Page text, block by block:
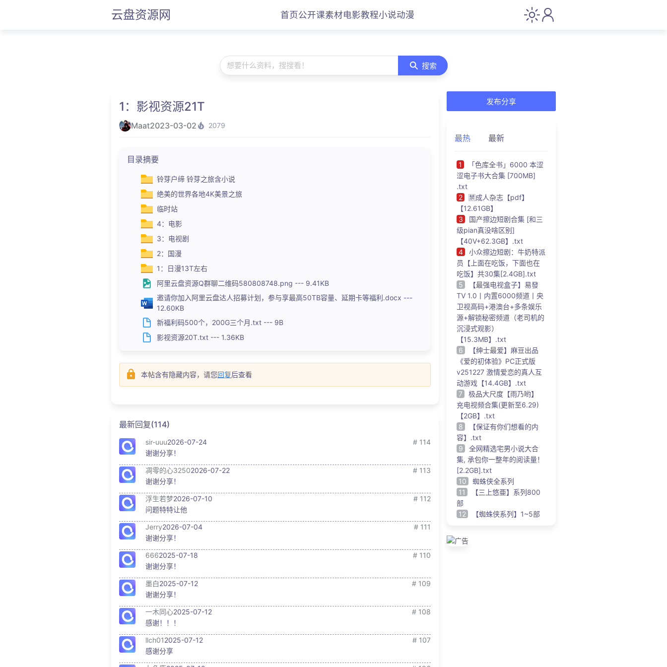
云盘资源网 首页公开课素材电影教程小说动漫
想要什么资料，搜搜看！ 搜索
1：影视资源21T
Maat2023-03-02 2079
目录摘要
铃芽户缔 铃芽之旅含小说
绝美的世界各地4K美景之旅
临时站
4：电影
3：电视剧
2：国漫
1：日漫13T左右
阿里云盘资源Q群聊二维码580808748.png --- 9.41KB
邀请你加入阿里云盘达人招募计划，参与享最高50TB容量、延期卡等福利.docx ---
12.60KB
新福利码500个，200G三个月.txt --- 9B
影视资源20T.txt --- 1.36KB
本帖含有隐藏内容，请您回复后查看
最新回复(114)
sir-uuu2026-07-24
# 114
谢谢分享！
凋零的心32502026-07-22
# 113
谢谢分享！
浮生若梦2026-07-10
# 112
问题特特让他
Jerry2026-07-04
# 111
谢谢分享！
6662025-07-18
# 110
谢谢分享！
墨白2025-07-12
# 109
谢谢分享！
一木同心2025-07-12
# 108
感谢！！！
llch012025-07-12
# 107
感谢分享
发布分享
最热 最新
1
「色库全书」6000 本涩
涩电子书大合集 [700MB]
.txt
2
🈲成人杂志【pdf】
【12.61GB】
3
国产擦边短剧合集 [和三
级pian真没啥区别]
【40V+62.3GB】.txt
4
小众擦边短剧：牛奶特派
员【上面在吃饭，下面也在
吃饭】共30集[2.4GB].txt
5
【最强电视盒子】易發
TV 1.0丨内置6000频道丨央
卫视高码+港澳台+多条娱乐
源+解锁秘密频道（老司机的
沉浸式观影）
【15.3MB】.txt
6
【绅士最爱】麻豆出品
《爱的初体验》PC正式版
v251227 激情爱恋的真人互
动游戏【14.4GB】.txt
7
极品大尺度【雨乃哟】
充电视频合集(更新至6.29)
【2GB】.txt
8
【保证有你们想看的内
容】.txt
9
全网精选宅男小说大合
集, 承包你一整年的阅读量！
[2.2GB].txt
10
蜘蛛侠全系列
11
【三上悠亜】系列800
部
12
【蜘蛛侠系列】1~5部